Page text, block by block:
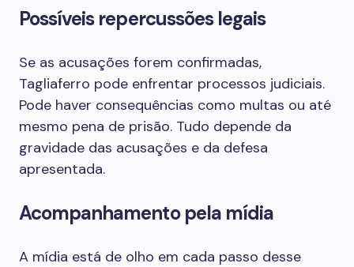
Possíveis repercussões legais
Se as acusações forem confirmadas,
Tagliaferro pode enfrentar processos judiciais.
Pode haver consequências como multas ou até
mesmo pena de prisão. Tudo depende da
gravidade das acusações e da defesa
apresentada.
Acompanhamento pela mídia
A mídia está de olho em cada passo desse